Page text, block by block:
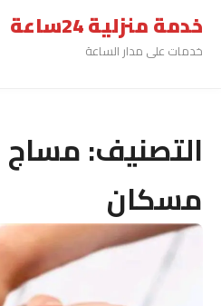
خدمة منزلية 24ساعة
خدمات على مدار الساعة
التصنيف:
مسكان